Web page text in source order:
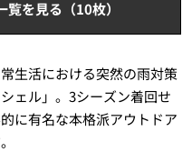
を見る（10枚）
生活における突然の雨対策
ェル」。3シーズン着回せ
に有名な本格派アウトドア